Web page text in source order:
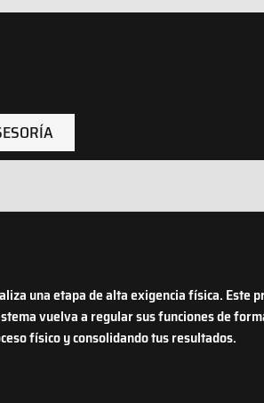
una etapa de alta exigencia física. Este
vuelva a regular sus funciones de
físico y consolidando tus resultados.